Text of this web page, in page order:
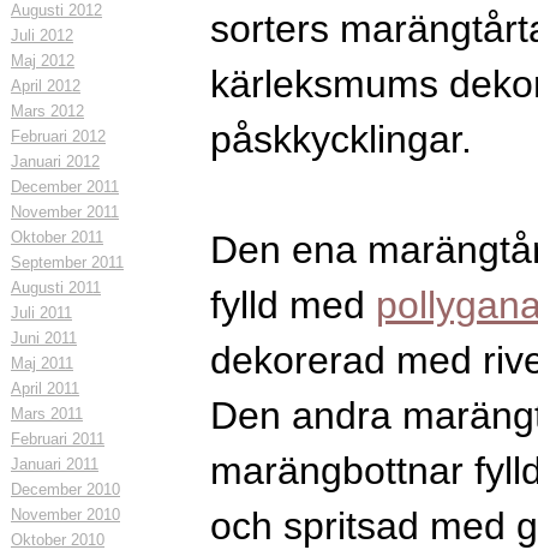
Augusti 2012
Juli 2012
Maj 2012
April 2012
Mars 2012
Februari 2012
Januari 2012
December 2011
November 2011
Oktober 2011
September 2011
Augusti 2011
Juli 2011
Juni 2011
Maj 2011
April 2011
Mars 2011
Februari 2011
Januari 2011
December 2010
November 2010
Oktober 2010
sorters
kärleksmums
påskkycklingar.
Den ena
fylld med
dekorerad med
Den andra
marängbottnar
och spritsad med